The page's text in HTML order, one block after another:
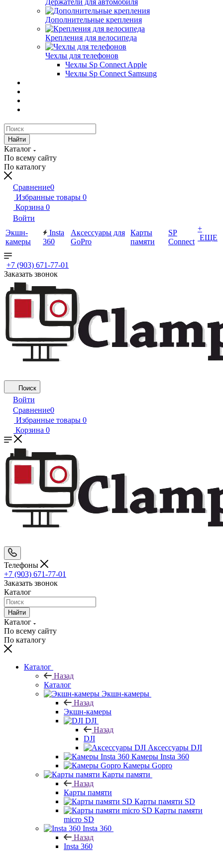
Держатели для автомобиля
Дополнительные крепления
Крепления для велосипеда
Чехлы для телефонов
Чехлы Sp Connect Apple
Чехлы Sp Connect Samsung
Найти
Каталог
По всему сайту
По каталогу
Сравнение0
Избранные товары 0
Корзина 0
Войти
Экшн-
камеры
Insta
360
Аксессуары для
GoPro
Карты
памяти
SP
Connect
+
ЕЩЕ
+7 (903) 671-77-01
Заказать звонок
Поиск
Войти
Сравнение0
Избранные товары 0
Корзина 0
Телефоны
+7 (903) 671-77-01
Заказать звонок
Каталог
Найти
Каталог
По всему сайту
По каталогу
Каталог
Назад
Каталог
Экшн-камеры
Назад
Экшн-камеры
DJI
Назад
DJI
Аксессуары DJI
Камеры Insta 360
Камеры Gopro
Карты памяти
Назад
Карты памяти
Карты памяти SD
Карты памяти
micro SD
Insta 360
Назад
Insta 360